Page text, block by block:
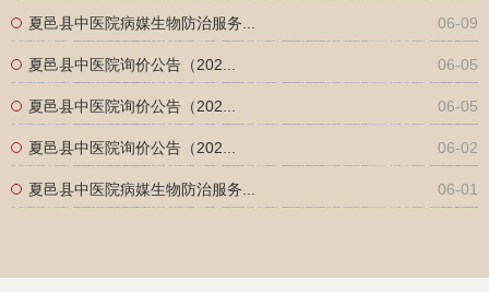
夏邑县中医院病媒生物防治服务... 06-09
夏邑县中医院询价公告（202... 06-05
夏邑县中医院询价公告（202... 06-05
夏邑县中医院询价公告（202... 06-02
夏邑县中医院病媒生物防治服务... 06-01